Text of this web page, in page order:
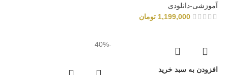
آموزشی-دانلودی
1,199,000 تومان
افزودن به سبد خرید
-40%